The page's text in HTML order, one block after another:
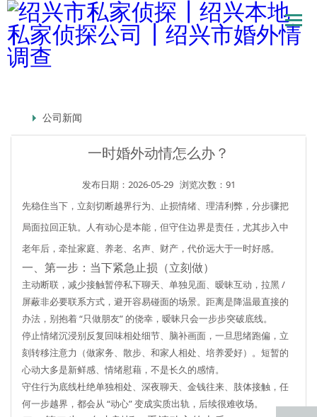
公司新闻
一时婚外动情怎么办？
发布日期：2026-05-29 浏览次数：91
先稳住当下， 立刻切断越界行为、止损情绪、理清利弊，分步骤把
局面拉回正轨。人有动心是本能，但守住边界是责任，尤其步入中
老年后，牵扯家庭、养老、名声、财产，代价远大于一时好感。
一、第一步：当下紧急止损（立刻做）
主动断联，减少接触暂停私下聊天、单独见面、暧昧互动，拉黑 /
屏蔽非必要联系方式，避开容易碰面的场景。距离是降温最直接的
办法，别抱着 “只做朋友” 的侥幸，暧昧只会一步步突破底线。
停止情绪沉浸别反复回味相处细节、脑补画面，一旦思绪跑偏，立
刻转移注意力（做家务、散步、和家人相处、培养爱好）。短暂的
心动大多是新鲜感、情绪慰藉，不是长久的感情。
守住行为底线杜绝单独相处、深夜聊天、金钱往来、肢体接触，任
何一步越界，都会从 “动心” 变成实质出轨，后续很难收场。